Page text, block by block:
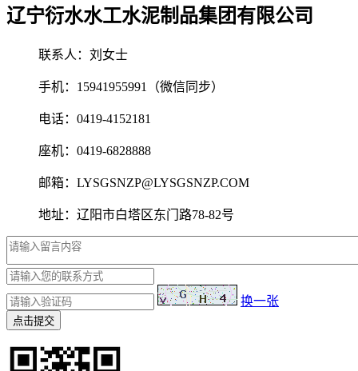
辽宁衍水水工水泥制品集团有限公司
联系人：刘女士
手机：15941955991（微信同步）
电话：0419-4152181
座机：0419-6828888
邮箱：LYSGSNZP@LYSGSNZP.COM
地址：辽阳市白塔区东门路78-82号
换一张